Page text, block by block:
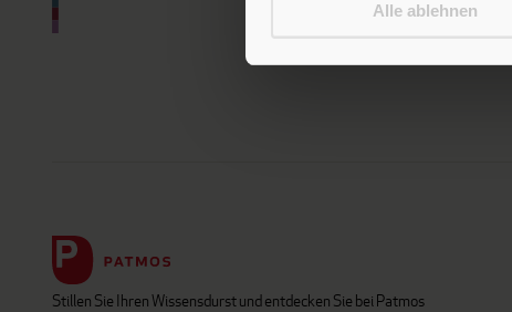
Alle ablehnen
Stillen Sie Ihren Wissensdurst und entdecken Sie bei Patmos